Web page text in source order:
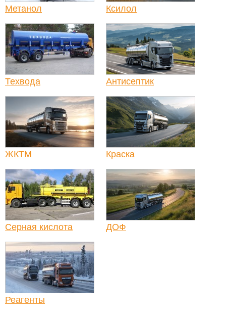
Метанол Ксилол
Техвода Антисептик
ЖКТМ Краска
Серная кислота ДОФ
Реагенты